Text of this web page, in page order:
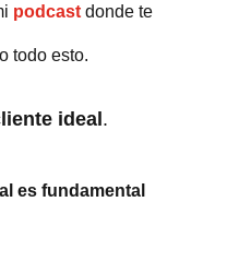
podcastdonde te
todo esto.
ideal.
es fundamental